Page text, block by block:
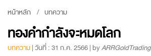
หน้าหลัก บทความ
ทองคำกำลังจะหมดโลก
บทความ| วันที่ : 31 ก.ค. 2566 | byARRGoldTrading